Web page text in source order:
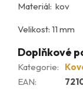
Materiál: kov
Velikost: 11 mm
Doplňkové
Kategorie:
EAN: